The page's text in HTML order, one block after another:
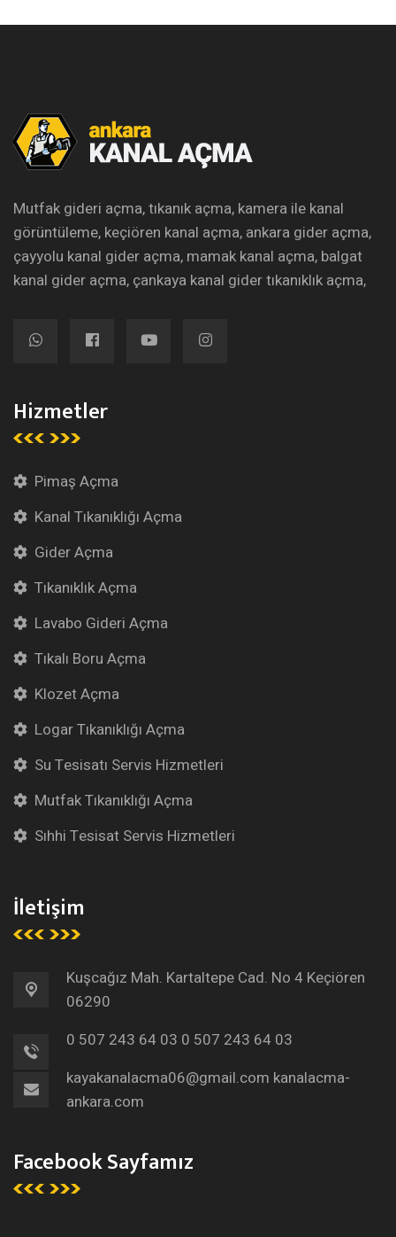
Mutfak gideri açma, tıkanık açma, kamera ile kanal
görüntüleme, keçiören kanal açma, ankara gider açma,
çayyolu kanal gider açma, mamak kanal açma, balgat
kanal gider açma, çankaya kanal gider tıkanıklık açma,
Hizmetler
Pimaş Açma
Kanal Tıkanıklığı Açma
Gider Açma
Tıkanıklık Açma
Lavabo Gideri Açma
Tıkalı Boru Açma
Klozet Açma
Logar Tıkanıklığı Açma
Su Tesisatı Servis Hizmetleri
Mutfak Tıkanıklığı Açma
Sıhhi Tesisat Servis Hizmetleri
İletişim
Kuşcağız Mah. Kartaltepe Cad. No 4 Keçiören
06290
0 507 243 64 03 0 507 243 64 03
kayakanalacma06@gmail.com kanalacma-
ankara.com
Facebook Sayfamız